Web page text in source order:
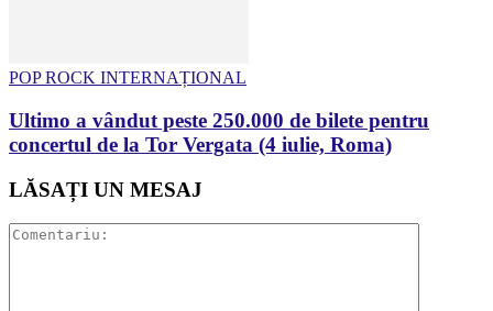
POP ROCK INTERNAȚIONAL
Ultimo a vândut peste 250.000 de bilete pentru
concertul de la Tor Vergata (4 iulie, Roma)
LĂSAȚI UN MESAJ